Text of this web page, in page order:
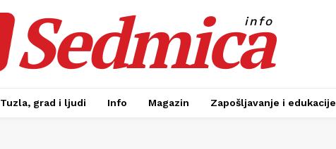
Sedmica
info
Tuzla, grad i ljudi Info Magazin Zapošljavanje i edukacije